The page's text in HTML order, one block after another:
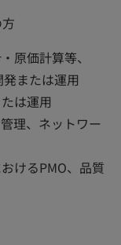
原価計算等、
または運用
は運用
理、ネットワー
けるPMO、品質